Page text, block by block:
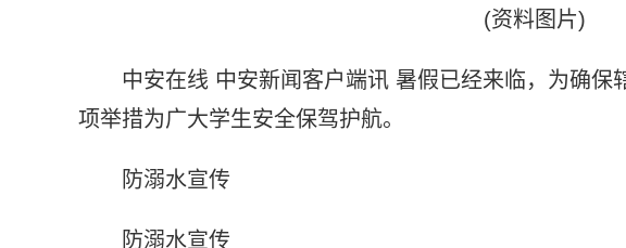
(资料图片)
中安在线 中安新闻客户端讯 暑假已经来临，为确保
项举措为广大学生安全保驾护航。
防溺水宣传
防溺水宣传